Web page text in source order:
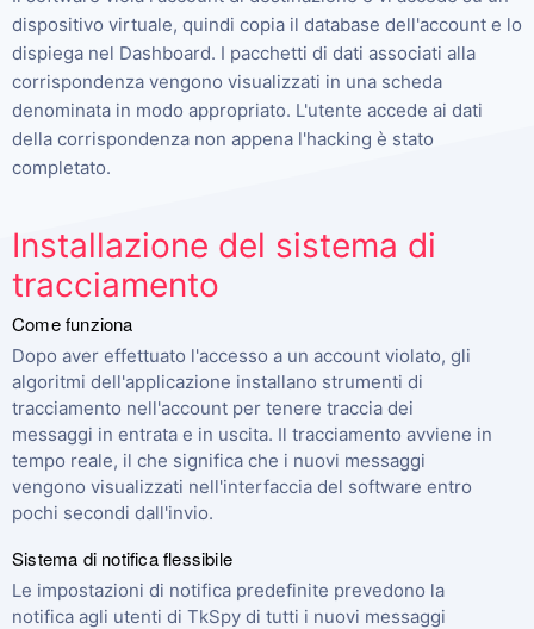
dispositivo virtuale, quindi copia il database dell'account e lo
dispiega nel Dashboard. I pacchetti di dati associati alla
corrispondenza vengono visualizzati in una scheda
denominata in modo appropriato. L'utente accede ai dati
della corrispondenza non appena l'hacking è stato
completato.
Installazione del sistema di
tracciamento
Come funziona
Dopo aver effettuato l'accesso a un account violato, gli
algoritmi dell'applicazione installano strumenti di
tracciamento nell'account per tenere traccia dei
messaggi in entrata e in uscita. Il tracciamento avviene in
tempo reale, il che significa che i nuovi messaggi
vengono visualizzati nell'interfaccia del software entro
pochi secondi dall'invio.
Sistema di notifica flessibile
Le impostazioni di notifica predefinite prevedono la
notifica agli utenti di TkSpy di tutti i nuovi messaggi